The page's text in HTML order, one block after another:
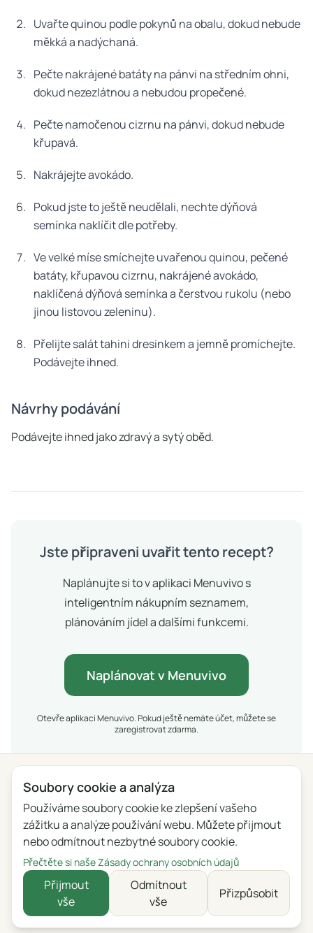
Uvařte quinou podle pokynů na obalu, dokud nebude
měkká a nadýchaná.
Pečte nakrájené batáty na pánvi na středním ohni,
dokud nezezlátnou a nebudou propečené.
Pečte namočenou cizrnu na pánvi, dokud nebude
křupavá.
Nakrájejte avokádo.
Pokud jste to ještě neudělali, nechte dýňová
semínka naklíčit dle potřeby.
Ve velké míse smíchejte uvařenou quinou, pečené
batáty, křupavou cizrnu, nakrájené avokádo,
naklíčená dýňová semínka a čerstvou rukolu (nebo
jinou listovou zeleninu).
Přelijte salát tahini dresinkem a jemně promíchejte.
Podávejte ihned.
Návrhy podávání
Podávejte ihned jako zdravý a sytý oběd.
Jste připraveni uvařit tento recept?
Naplánujte si to v aplikaci Menuvivo s
inteligentním nákupním seznamem,
plánováním jídel a dalšími funkcemi.
Naplánovat v Menuvivo
Otevře aplikaci Menuvivo. Pokud ještě nemáte účet, můžete se
zaregistrovat zdarma.
Ochrana osobních údajůPodmínkyBlogZpětná vazba
Seznam změnNastavení souborů cookie
English
Polski Português
Français
Deutsch
Italiano Español
Русский
Українська
Čeština
Soubory cookie a analýza
Používáme soubory cookie ke zlepšení vašeho
zážitku a analýze používání webu. Můžete přijmout
nebo odmítnout nezbytné soubory cookie.
Přečtěte si naše Zásady ochrany osobních údajů
Přijmout
vše
Odmítnout
vše
Přizpůsobit